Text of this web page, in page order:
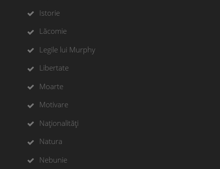
Istorie
Lăcomie
Legile lui Murphy
Libertate
Moarte
Motivare
Naționalități
Natura
Nebunie